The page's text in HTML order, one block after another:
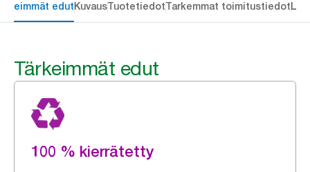
edutKuvausTuotetiedotTarkemmat toimitustiedot
Tärkeimmät edut
100 % kierrätetty